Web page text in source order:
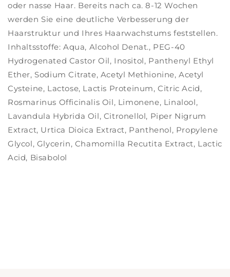
oder nasse Haar. Bereits nach ca. 8-12 Wochen
werden Sie eine deutliche Verbesserung der
Haarstruktur und Ihres Haarwachstums feststellen.
Inhaltsstoffe: Aqua, Alcohol Denat., PEG-40
Hydrogenated Castor Oil, Inositol, Panthenyl Ethyl
Ether, Sodium Citrate, Acetyl Methionine, Acetyl
Cysteine, Lactose, Lactis Proteinum, Citric Acid,
Rosmarinus Officinalis Oil, Limonene, Linalool,
Lavandula Hybrida Oil, Citronellol, Piper Nigrum
Extract, Urtica Dioica Extract, Panthenol, Propylene
Glycol, Glycerin, Chamomilla Recutita Extract, Lactic
Acid, Bisabolol